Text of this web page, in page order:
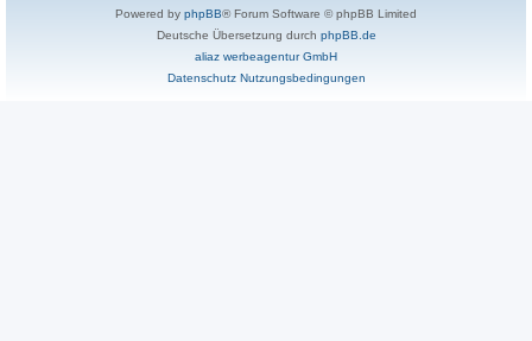
Powered by phpBB® Forum Software © phpBB Limited
Deutsche Übersetzung durch phpBB.de
aliaz werbeagentur GmbH
Datenschutz Nutzungsbedingungen